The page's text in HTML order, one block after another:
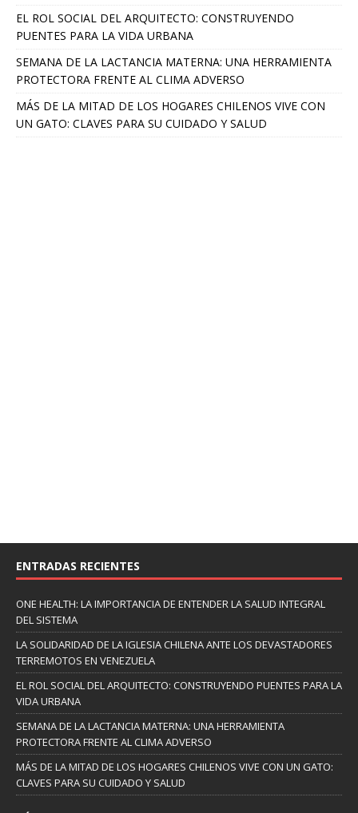
EL ROL SOCIAL DEL ARQUITECTO: CONSTRUYENDO
PUENTES PARA LA VIDA URBANA
SEMANA DE LA LACTANCIA MATERNA: UNA HERRAMIENTA
PROTECTORA FRENTE AL CLIMA ADVERSO
MÁS DE LA MITAD DE LOS HOGARES CHILENOS VIVE CON
UN GATO: CLAVES PARA SU CUIDADO Y SALUD
ENTRADAS RECIENTES
ONE HEALTH: LA IMPORTANCIA DE ENTENDER LA SALUD INTEGRAL
DEL SISTEMA
LA SOLIDARIDAD DE LA IGLESIA CHILENA ANTE LOS DEVASTADORES
TERREMOTOS EN VENEZUELA
EL ROL SOCIAL DEL ARQUITECTO: CONSTRUYENDO PUENTES PARA LA
VIDA URBANA
SEMANA DE LA LACTANCIA MATERNA: UNA HERRAMIENTA
PROTECTORA FRENTE AL CLIMA ADVERSO
MÁS DE LA MITAD DE LOS HOGARES CHILENOS VIVE CON UN GATO:
CLAVES PARA SU CUIDADO Y SALUD